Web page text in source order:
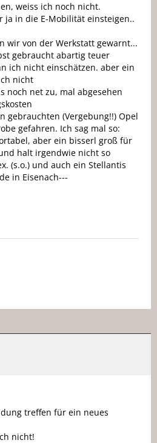
weiss ich noch nicht.
ja in die E-Mobilität einsteigen..
wir von der Werkstatt gewarnt...
gebraucht abartig teuer
ich nicht einschätzen. aber ein
nicht
noch net zu, mal abgesehen
gebrauchten (Vergebung!!) Opel
gefahren. Ich sag mal so:
aber ein bisserl groß für
halt irgendwie nicht so
(s.o.) und auch ein Stellantis
in Eisenach---
treffen für ein neues
nicht!